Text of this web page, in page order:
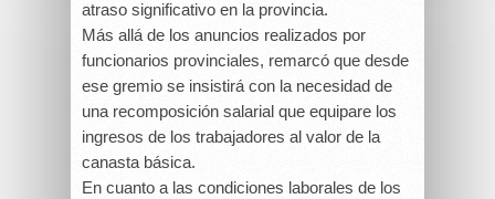
atraso significativo en la provincia.
Más allá de los anuncios realizados por
funcionarios provinciales, remarcó que desde
ese gremio se insistirá con la necesidad de
una recomposición salarial que equipare los
ingresos de los trabajadores al valor de la
canasta básica.
En cuanto a las condiciones laborales de los